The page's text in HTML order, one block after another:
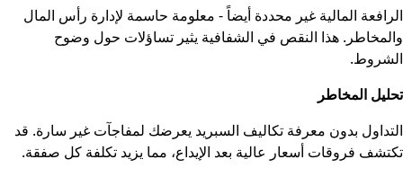
الرافعة المالية غير محددة أيضاً - معلومة حاسمة لإدارة رأس المال
والمخاطر. هذا النقص في الشفافية يثير تساؤلات حول وضوح
الشروط.
تحليل المخاطر
التداول بدون معرفة تكاليف السبريد يعرضك لمفاجآت غير سارة. قد
تكتشف فروقات أسعار عالية بعد الإيداع، مما يزيد تكلفة كل صفقة.